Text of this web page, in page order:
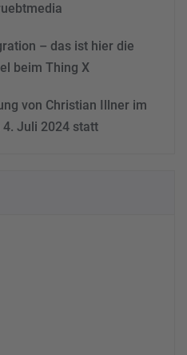
– das ist hier die
beim Thing X
von Christian Illner im
Juli 2024 statt